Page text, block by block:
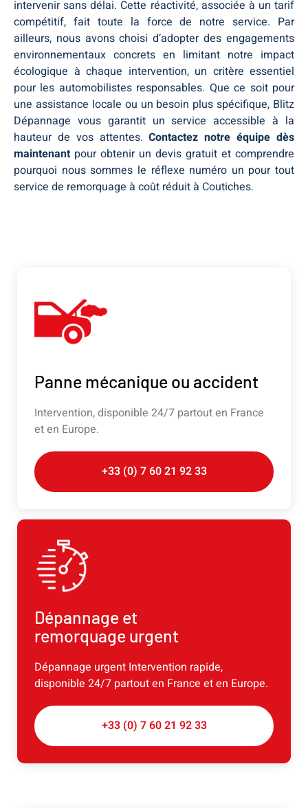
intervenir sans délai. Cette réactivité, associée à un tarif
compétitif, fait toute la force de notre service. Par
ailleurs, nous avons choisi d’adopter des engagements
environnementaux concrets en limitant notre impact
écologique à chaque intervention, un critère essentiel
pour les automobilistes responsables. Que ce soit pour
une assistance locale ou un besoin plus spécifique, Blitz
Dépannage vous garantit un service accessible à la
hauteur de vos attentes.Contactez notre équipe dès
maintenantpour obtenir un devis gratuit et comprendre
pourquoi nous sommes le réflexe numéro un pour tout
service de remorquage à coût réduit à Coutiches.
Panne mécanique ou accident
Intervention, disponible 24/7 partout en France
et en Europe.
+33 (0) 7 60 21 92 33
Dépannage et
remorquage urgent
Dépannage urgent Intervention rapide,
disponible 24/7 partout en France et en Europe.
+33 (0) 7 60 21 92 33